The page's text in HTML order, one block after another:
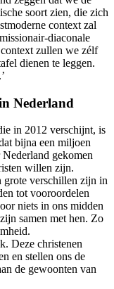
soort zien, die zich
context zal
diaconale
zullen we zélf
dienen te leggen.
Nederland
in 2012 verschijnt, is
bijna een miljoen
gekomen
willen zijn.
grote verschillen zijn in
tot vooroordelen
niets in ons midden
samen met hen. Zo
Deze christenen
en stellen ons de
de gewoonten van